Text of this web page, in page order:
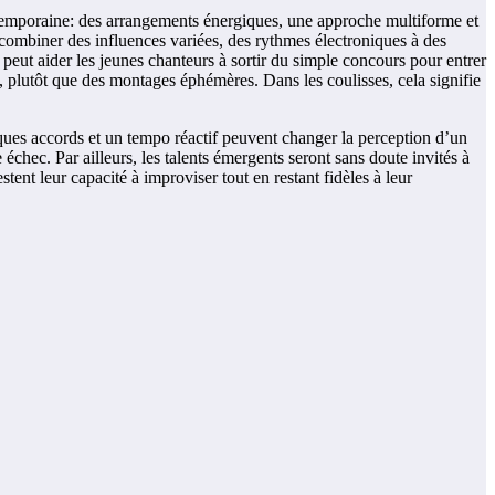
des arrangements énergiques, une approche multiforme et
des influences variées, des rythmes électroniques à des
aider les jeunes chanteurs à sortir du simple concours pour entrer
que des montages éphémères. Dans les coulisses, cela signifie
accords et un tempo réactif peuvent changer la perception d’un
Par ailleurs, les talents émergents seront sans doute invités à
leur capacité à improviser tout en restant fidèles à leur